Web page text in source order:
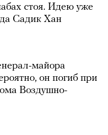
стоя. Идею уже
Садик Хан
майора
он погиб при
Воздушно-